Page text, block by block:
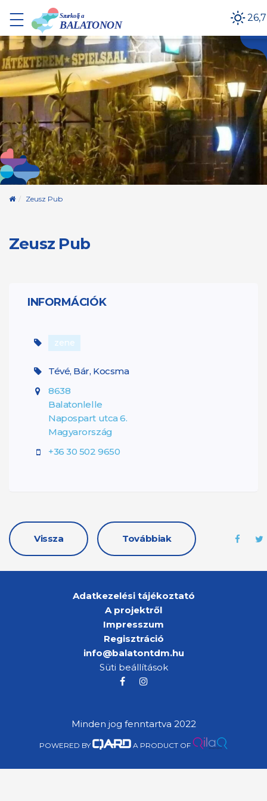
Kezdőoldal
Zeusz Pub
Zeusz Pub
INFORMÁCIÓK
zene
Tévé, Bár, Kocsma
8638
Balatonlelle
Napospart utca 6.
Magyarország
+36 30 502 9650
Vissza Továbbiak
Adatkezelési tájékoztató
A projektről
Impresszum
Regisztráció
info@balatontdm.hu
Süti beállítások
Minden jog fenntartva 2022
POWERED BY A PRODUCT OF